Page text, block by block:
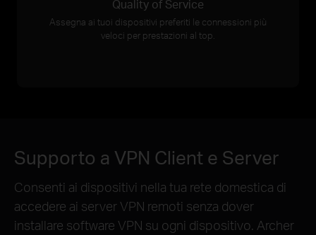
Quality of Service
Assegna ai tuoi dispositivi preferiti le connessioni più
veloci per prestazioni al top.
Supporto a VPN Client e Server
Consenti ai dispositivi nella tua rete domestica di
accedere ai server VPN remoti senza dover
installare software VPN su ogni dispositivo. Archer